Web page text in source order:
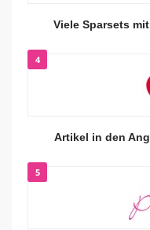
Viele Sparsets
4
Artikel in den
5